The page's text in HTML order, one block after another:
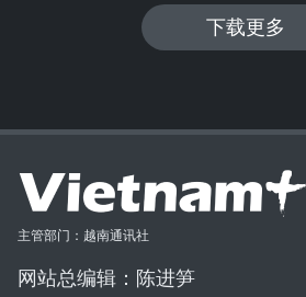
下载更多
主管部门：越南通讯社
网站总编辑：陈进笋